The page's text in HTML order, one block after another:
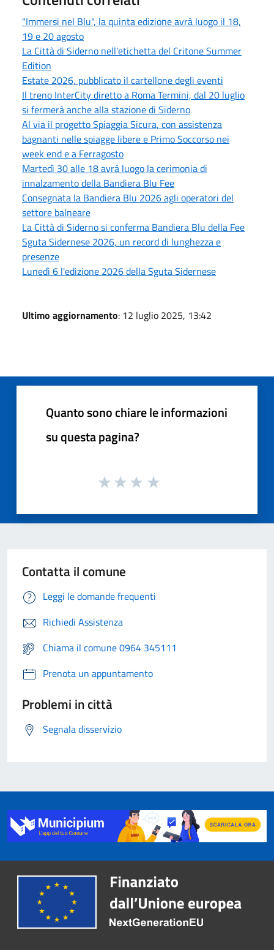
"Immersi nel Blu", la quinta edizione avrà luogo il 18,
19 e 20 agosto
La Città di Siderno nell'etichetta del Critone Summer
Edition
Estate 2026, pubblicato il cartellone degli eventi
Il treno InterCity diretto a Roma Termini, dal 20 luglio
si fermerà anche alla stazione di Siderno
Al via il progetto Spiaggia Sicura, con assistenza
bagnanti nelle spiagge libere e Primo Soccorso nei
week end e a Ferragosto
Martedì 30 alle 18 avrà luogo la cerimonia di
innalzamento della Bandiera Blu Fee
Consegnata la Bandiera Blu 2026 agli operatori del
settore balneare
La Città di Siderno si conferma Bandiera Blu della Fee
Sguta Sidernese 2026, un record di lunghezza e
presenze
Lunedì 6 l'edizione 2026 della Sguta Sidernese
Ultimo aggiornamento: 12 luglio 2025, 13:42
Quanto sono chiare le informazioni
su questa pagina?
Contatta il comune
Leggi le domande frequenti
Richiedi Assistenza
Chiama il comune 0964 345111
Prenota un appuntamento
Problemi in città
Segnala disservizio